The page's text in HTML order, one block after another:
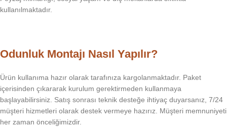
kullanılmaktadır.
Odunluk Montajı Nasıl Yapılır?
Ürün kullanıma hazır olarak tarafınıza kargolanmaktadır. Paket
içerisinden çıkararak kurulum gerektirmeden kullanmaya
başlayabilirsiniz. Satış sonrası teknik desteğe ihtiyaç duyarsanız, 7/24
müşteri hizmetleri olarak destek vermeye hazırız. Müşteri memnuniyeti
her zaman önceliğimizdir.